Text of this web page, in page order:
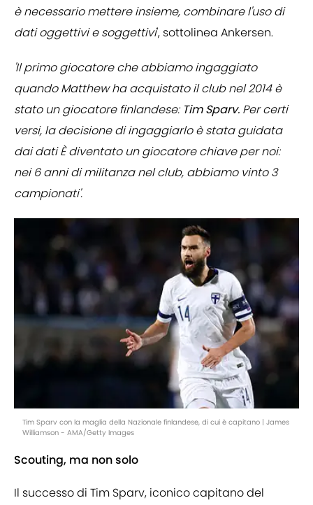
è necessario mettere insieme, combinare l'uso di
dati oggettivi e soggettivi', sottolinea Ankersen.
'Il primo giocatore che abbiamo ingaggiato
quando Matthew ha acquistato il club nel 2014 è
stato un giocatore finlandese: Tim Sparv. Per certi
versi, la decisione di ingaggiarlo è stata guidata
dai dati È diventato un giocatore chiave per noi:
nei 6 anni di militanza nel club, abbiamo vinto 3
campionati'.
Tim Sparv con la maglia della Nazionale finlandese, di cui è capitano | James
Williamson - AMA/Getty Images
Scouting, ma non solo
Il successo di Tim Sparv, iconico capitano del